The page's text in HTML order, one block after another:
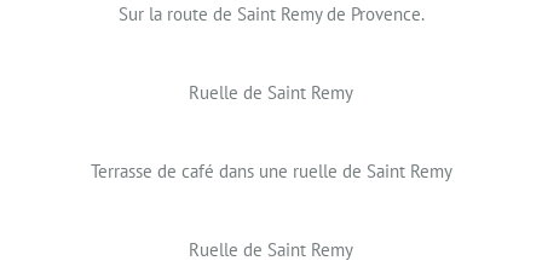
Sur la route de Saint Remy de Provence.
Ruelle de Saint Remy
Terrasse de café dans une ruelle de Saint Remy
Ruelle de Saint Remy